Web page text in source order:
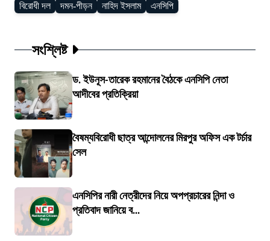
বিরোধী দল দমন-পীড়ন নাহিদ ইসলাম এনসিপি
সংশ্লিষ্ট
ড. ইউনূস-তারেক রহমানের বৈঠকে এনসিপি নেতা
আদীবের প্রতিক্রিয়া
বৈষম্যবিরোধী ছাত্র আন্দোলনের মিরপুর অফিস এক টর্চার
সেল
এনসিপির নারী নেত্রীদের নিয়ে অপপ্রচারের নিন্দা ও
প্রতিবাদ জানিয়ে ব...